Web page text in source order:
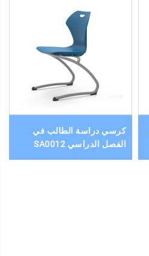
كرسي دراسة الطالب في
الفصل الدراسي SA0012